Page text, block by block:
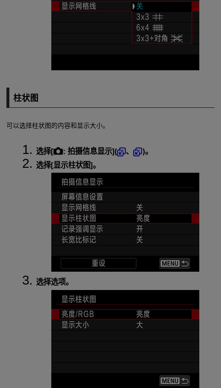
柱状图
可以选择柱状图的内容和显示大小。
选择[ : 拍摄信息显示]( 、
)。
选择[显示柱状图]。
选择选项。